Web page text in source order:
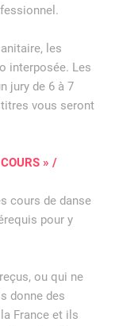
les
interposée. Les
jury de 6 à 7
vous seront
» /
cours de danse
pour y
ou qui ne
donne des
France et ils